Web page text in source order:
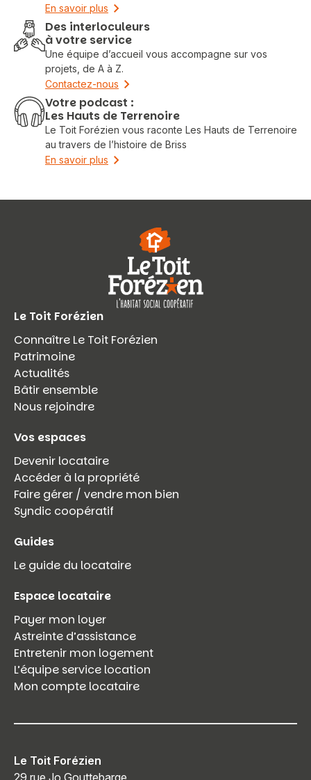
En savoir plus
Des interloculeurs
à votre service
Une équipe d’accueil vous accompagne sur vos
projets, de A à Z.
Contactez-nous
Votre podcast :
Les Hauts de Terrenoire
Le Toit Forézien vous raconte Les Hauts de Terrenoire
au travers de l’histoire de Briss
En savoir plus
Le Toit Forézien
Connaître Le Toit Forézien
Patrimoine
Actualités
Bâtir ensemble
Nous rejoindre
Vos espaces
Devenir locataire
Accéder à la propriété
Faire gérer / vendre mon bien
Syndic coopératif
Guides
Le guide du locataire
Espace locataire
Payer mon loyer
Astreinte d’assistance
Entretenir mon logement
L’équipe service location
Mon compte locataire
Le Toit Forézien